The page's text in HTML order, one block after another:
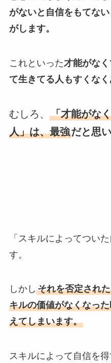
がないと自信をもてない
がします。
これといった才能がな
て生きてる人もすくなく
むしろ、 「才能がな
人」は、最強だと思い
「スキルによってつい
す。
しかし それを否定され
キルの価値がなくなっ
えてしまいます。
スキルによって自信を得